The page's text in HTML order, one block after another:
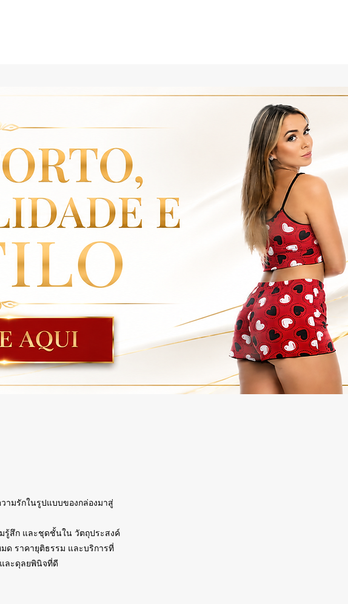
ามรักในรูปแบบของกล่องมาสู่
รู้สึก และชุดชั้นใน วัตถุประสงค์
ด ราคายุติธรรม และบริการที่
ละดุลยพินิจที่ดี